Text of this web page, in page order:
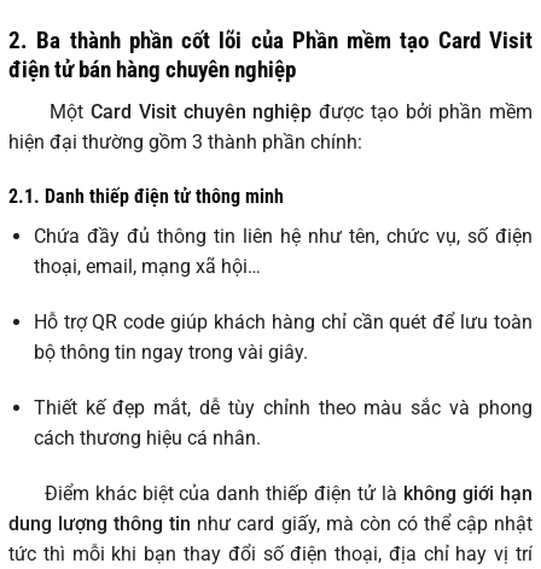
2. Ba thành phần cốt lõi của Phần mềm tạo Card Visit
điện tử bán hàng chuyên nghiệp
MộtCard Visit chuyên nghiệp được tạo bởi phần mềm
hiện đại thường gồm 3 thành phần chính:
2.1. Danh thiếp điện tử thông minh
Chứa đầy đủ thông tin liên hệ như tên, chức vụ, số điện
thoại, email, mạng xã hội…
Hỗ trợ QR code giúp khách hàng chỉ cần quét để lưu toàn
bộ thông tin ngay trong vài giây.
Thiết kế đẹp mắt, dễ tùy chỉnh theo màu sắc và phong
cách thương hiệu cá nhân.
Điểm khác biệt của danh thiếp điện tử là không giới hạn
dung lượng thông tin như card giấy, mà còn có thể cập nhật
tức thì mỗi khi bạn thay đổi số điện thoại, địa chỉ hay vị trí